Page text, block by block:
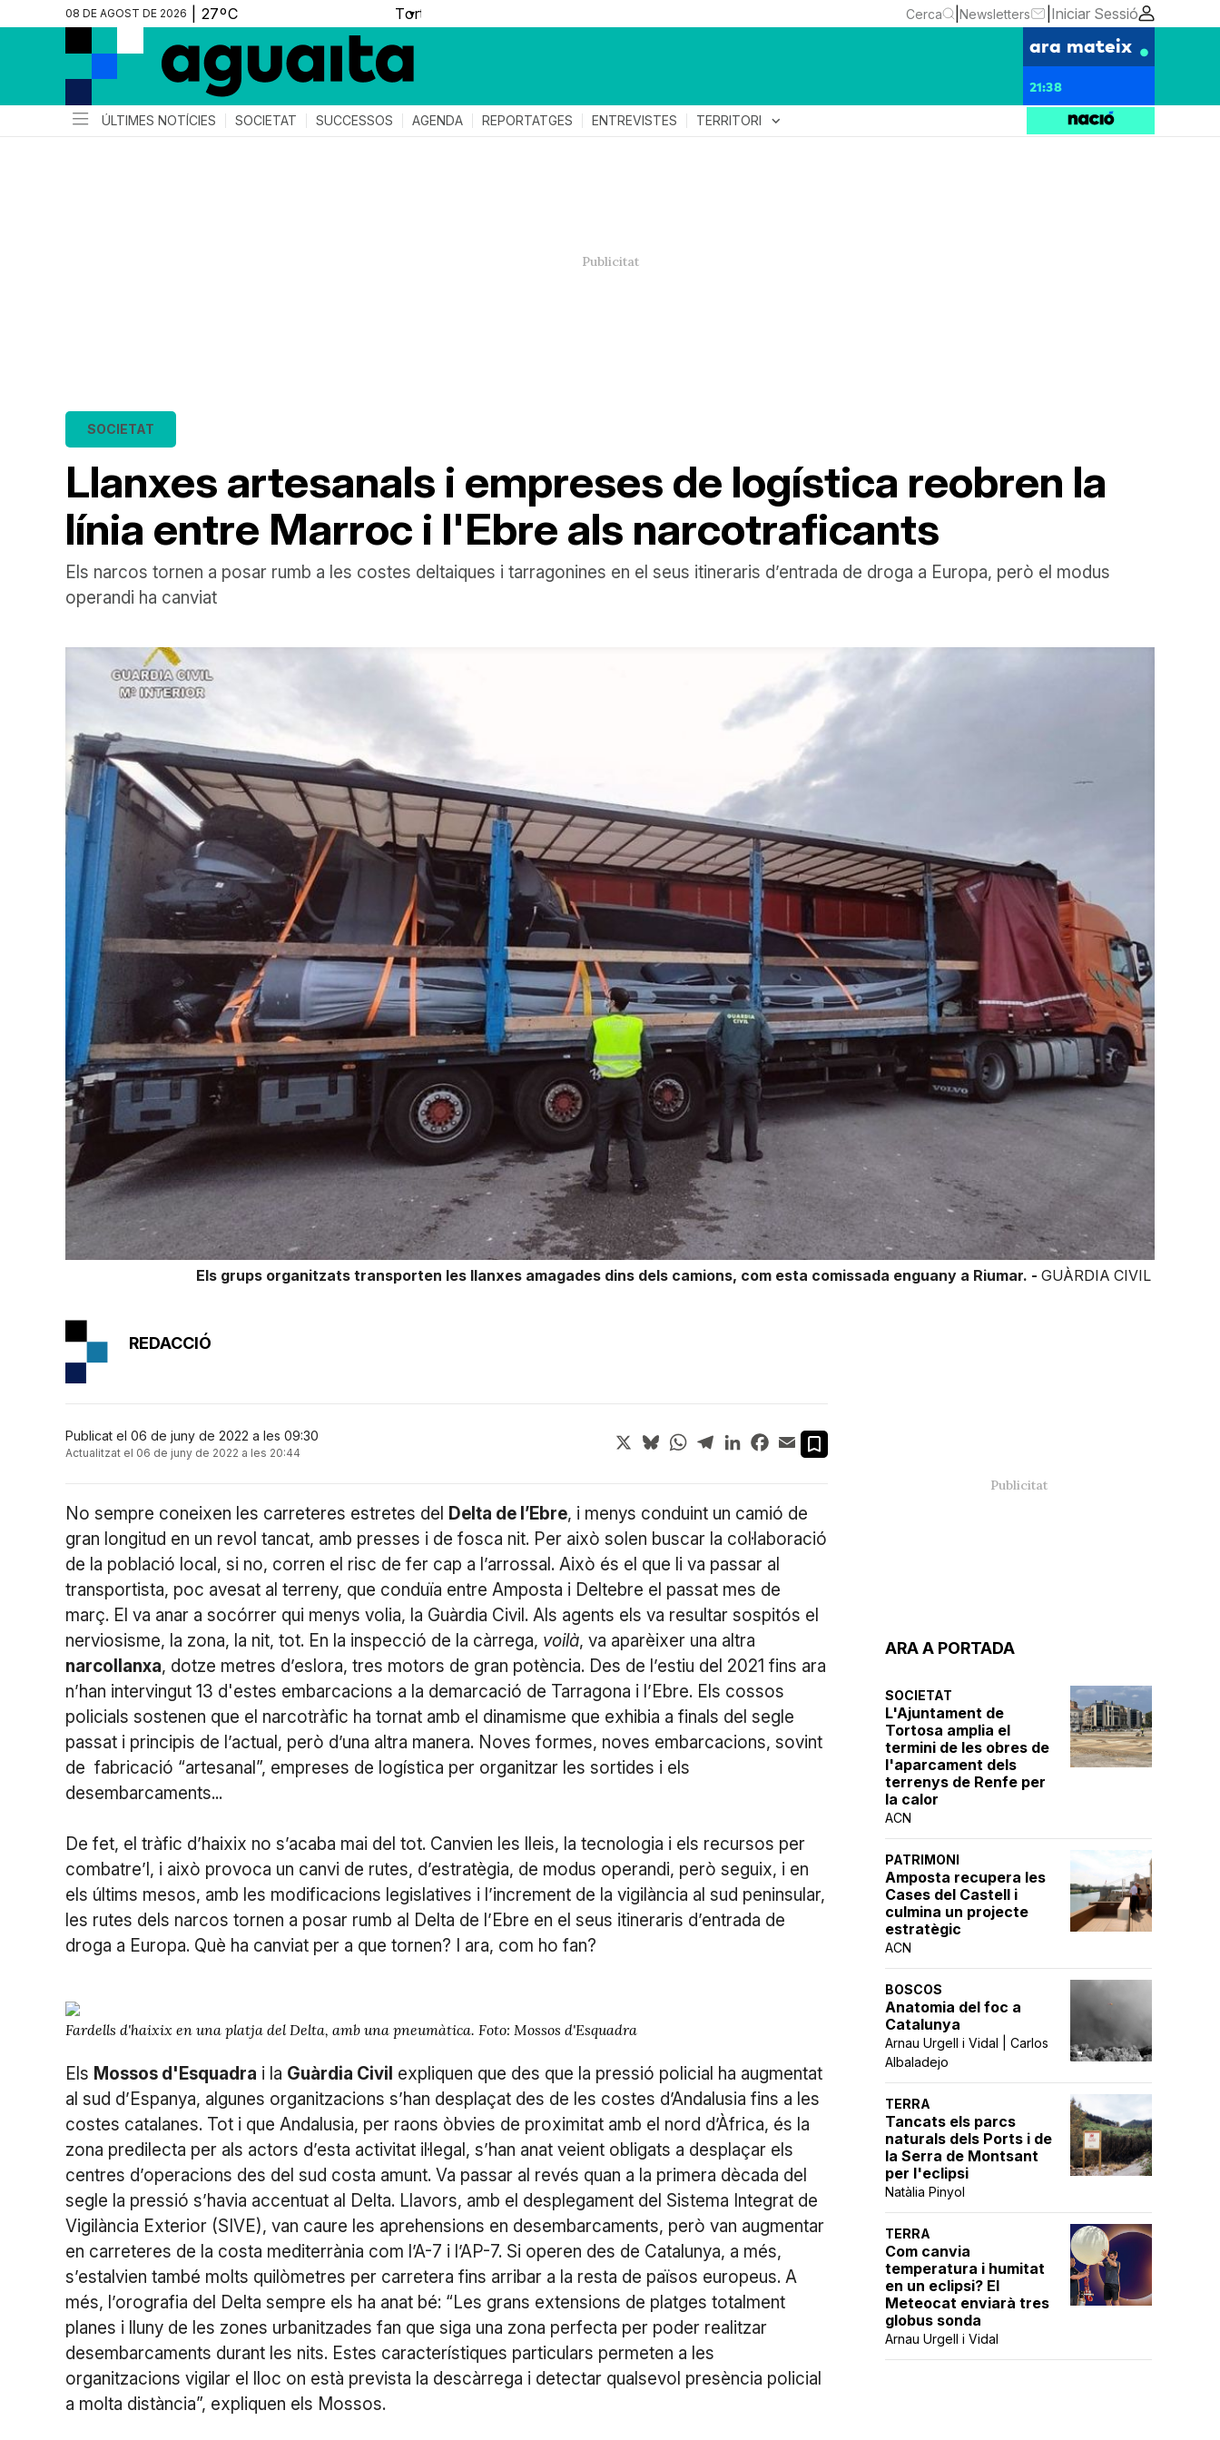
08 DE AGOST DE 2026 ▼ Cerca Newsletters Iniciar Sessió
ara mateix
21:38
ÚLTIMES NOTÍCIES SOCIETAT SUCCESSOS AGENDA REPORTATGES ENTREVISTES TERRITORI expand_more
Llanxes artesanals i empreses de logística reobren la
línia entre Marroc i l'Ebre als narcotraficants
SOCIETAT
Els narcos tornen a posar rumb a les costes deltaiques i tarragonines en el seus itineraris d’entrada de droga a Europa, però el modus
operandi ha canviat
Els grups organitzats transporten les llanxes amagades dins dels camions, com esta comissada enguany a Riumar. - GUÀRDIA CIVIL
ARA A PORTADA
SOCIETAT
L'Ajuntament de
Tortosa amplia el
termini de les obres de
l'aparcament dels
terrenys de Renfe per
la calor
ACN
PATRIMONI
Amposta recupera les
Cases del Castell i
culmina un projecte
estratègic
ACN
BOSCOS
Anatomia del foc a
Catalunya
Arnau Urgell i Vidal | Carlos
Albaladejo
TERRA
Tancats els parcs
naturals dels Ports i de
la Serra de Montsant
per l'eclipsi
Natàlia Pinyol
TERRA
Com canvia
temperatura i humitat
en un eclipsi? El
Meteocat enviarà tres
globus sonda
Arnau Urgell i Vidal
REDACCIÓ
Publicat el 06 de juny de 2022 a les 09:30
Actualitzat el 06 de juny de 2022 a les 20:44
X BlueskyWhatsApp
TelegramLinkedInFacebook
Email
No sempre coneixen les carreteres estretes del Delta de l’Ebre, i menys conduint un camió de
gran longitud en un revol tancat, amb presses i de fosca nit. Per això solen buscar la col·laboració
de la població local, si no, corren el risc de fer cap a l’arrossal. Això és el que li va passar al
transportista, poc avesat al terreny, que conduïa entre Amposta i Deltebre el passat mes de
març. El va anar a socórrer qui menys volia, la Guàrdia Civil. Als agents els va resultar sospitós el
nerviosisme, la zona, la nit, tot. En la inspecció de la càrrega, voilà, va aparèixer una altra
narcollanxa, dotze metres d’eslora, tres motors de gran potència. Des de l’estiu del 2021 fins ara
n’han intervingut 13 d'estes embarcacions a la demarcació de Tarragona i l’Ebre. Els cossos
policials sostenen que el narcotràfic ha tornat amb el dinamisme que exhibia a finals del segle
passat i principis de l’actual, però d’una altra manera. Noves formes, noves embarcacions, sovint
de fabricació “artesanal”, empreses de logística per organitzar les sortides i els
desembarcaments...
De fet, el tràfic d’haixix no s’acaba mai del tot. Canvien les lleis, la tecnologia i els recursos per
combatre’l, i això provoca un canvi de rutes, d’estratègia, de modus operandi, però seguix, i en
els últims mesos, amb les modificacions legislatives i l’increment de la vigilància al sud peninsular,
les rutes dels narcos tornen a posar rumb al Delta de l’Ebre en el seus itineraris d’entrada de
droga a Europa. Què ha canviat per a que tornen? I ara, com ho fan?
Fardells d'haixix en una platja del Delta, amb una pneumàtica. Foto: Mossos d'Esquadra
Els Mossos d'Esquadra i la Guàrdia Civil expliquen que des que la pressió policial ha augmentat
al sud d’Espanya, algunes organitzacions s’han desplaçat des de les costes d’Andalusia fins a les
costes catalanes. Tot i que Andalusia, per raons òbvies de proximitat amb el nord d’Àfrica, és la
zona predilecta per als actors d’esta activitat il·legal, s’han anat veient obligats a desplaçar els
centres d’operacions des del sud costa amunt. Va passar al revés quan a la primera dècada del
segle la pressió s’havia accentuat al Delta. Llavors, amb el desplegament del Sistema Integrat de
Vigilància Exterior (SIVE), van caure les aprehensions en desembarcaments, però van augmentar
en carreteres de la costa mediterrània com l’A-7 i l’AP-7. Si operen des de Catalunya, a més,
s’estalvien també molts quilòmetres per carretera fins arribar a la resta de països europeus. A
més, l’orografia del Delta sempre els ha anat bé: “Les grans extensions de platges totalment
planes i lluny de les zones urbanitzades fan que siga una zona perfecta per poder realitzar
desembarcaments durant les nits. Estes característiques particulars permeten a les
organitzacions vigilar el lloc on està prevista la descàrrega i detectar qualsevol presència policial
a molta distància”, expliquen els Mossos.